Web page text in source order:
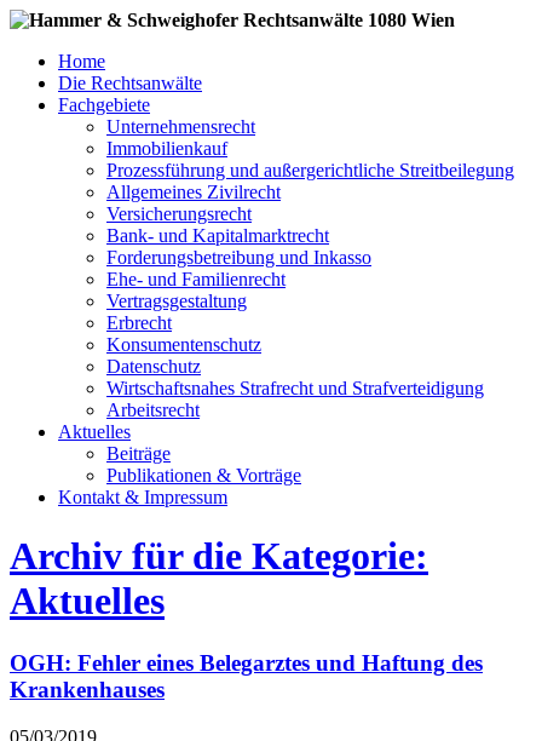
Home
Die Rechtsanwälte
Fachgebiete
Unternehmensrecht
Immobilienkauf
Prozessführung und außergerichtliche Streitbeilegung
Allgemeines Zivilrecht
Versicherungsrecht
Bank- und Kapitalmarktrecht
Forderungsbetreibung und Inkasso
Ehe- und Familienrecht
Vertragsgestaltung
Erbrecht
Konsumentenschutz
Datenschutz
Wirtschaftsnahes Strafrecht und Strafverteidigung
Arbeitsrecht
Aktuelles
Beiträge
Publikationen & Vorträge
Kontakt & Impressum
Archiv für die Kategorie:
Aktuelles
OGH: Fehler eines Belegarztes und Haftung des
Krankenhauses
05/03/2019